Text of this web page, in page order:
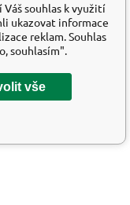
souhlas k využití
ukazovat informace
reklam. Souhlas
souhlasím".
vše